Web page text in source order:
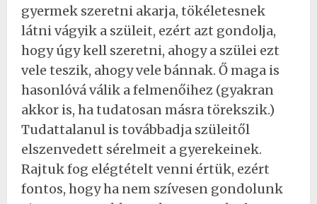
gyermek szeretni akarja, tökéletesnek
látni vágyik a szüleit, ezért azt gondolja,
hogy úgy kell szeretni, ahogy a szülei ezt
vele teszik, ahogy vele bánnak. Ő maga is
hasonlóvá válik a felmenőihez (gyakran
akkor is, ha tudatosan másra törekszik.)
Tudattalanul is továbbadja szüleitől
elszenvedett sérelmeit a gyerekeinek.
Rajtuk fog elégtételt venni értük, ezért
fontos, hogy ha nem szívesen gondolunk